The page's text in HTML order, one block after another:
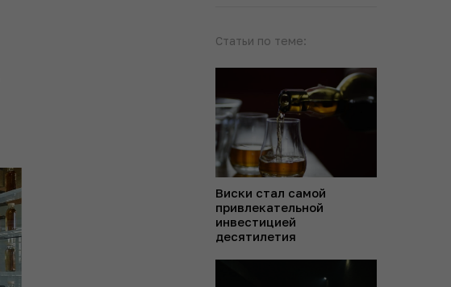
Статьи по теме:
Виски стал самой
привлекательной
инвестицией
десятилетия